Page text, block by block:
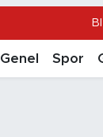
Genel Spor